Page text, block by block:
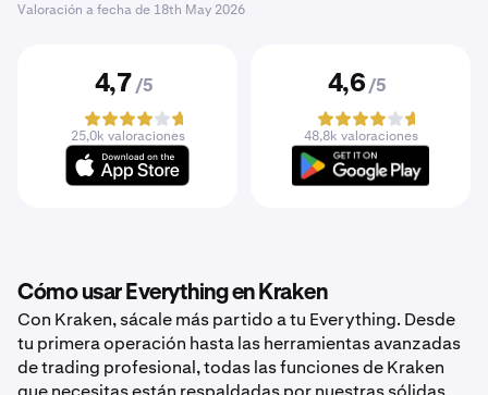
Valoración a fecha de 18th May 2026
4,7 /5
25,0k valoraciones
4,6 /5
48,8k valoraciones
Cómo usar Everything en Kraken
Con Kraken, sácale más partido a tu Everything. Desde
tu primera operación hasta las herramientas avanzadas
de trading profesional, todas las funciones de Kraken